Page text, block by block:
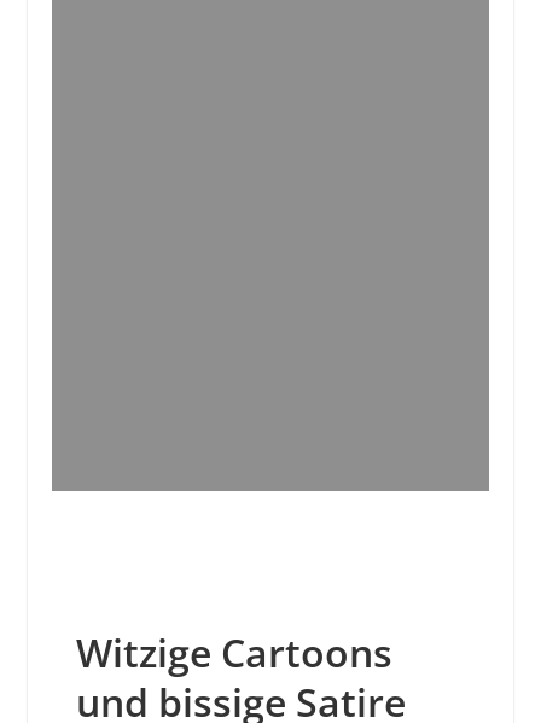
Witzige Cartoons
und bissige Satire